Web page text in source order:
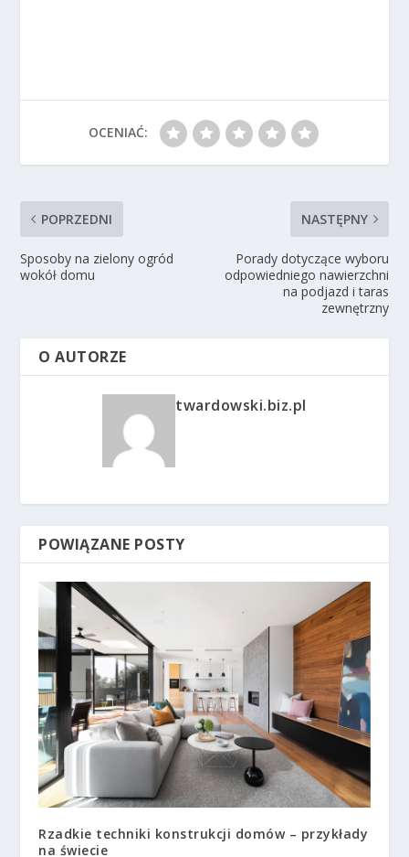
OCENIAĆ:
POPRZEDNI
Sposoby na zielony ogród
wokół domu
NASTĘPNY
Porady dotyczące wyboru
odpowiedniego nawierzchni
na podjazd i taras
zewnętrzny
O AUTORZE
twardowski.biz.pl
POWIĄZANE POSTY
Rzadkie techniki konstrukcji domów – przykłady
na świecie